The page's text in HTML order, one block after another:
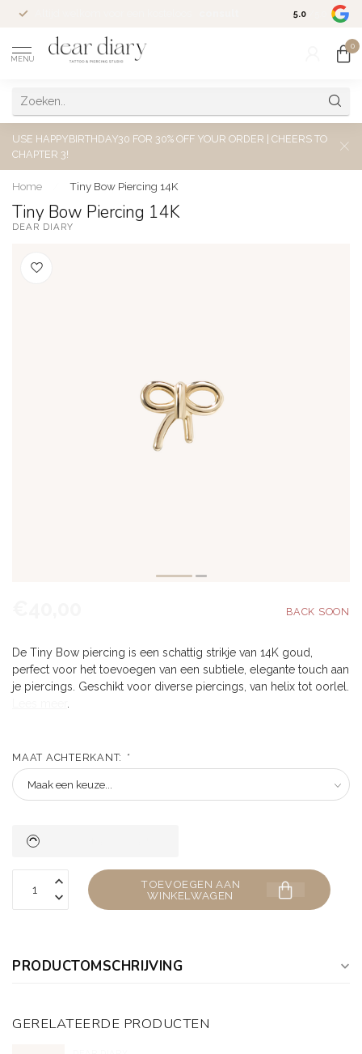
5.0
MENU
0
USE HAPPYBIRTHDAY30 FOR 30% OFF YOUR ORDER | CHEERS TO
CHAPTER 3!
Home Tiny Bow Piercing 14K
Tiny Bow Piercing 14K
DEAR DIARY
De Tiny Bow piercing is een schattig strikje van 14K goud,
perfect voor het toevoegen van een subtiele, elegante touch aan
je piercings. Geschikt voor diverse piercings, van helix tot oorlel.
MAAT ACHTERKANT: *
TOEVOEGEN AAN
WINKELWAGEN
PRODUCTOMSCHRIJVING
GERELATEERDE PRODUCTEN